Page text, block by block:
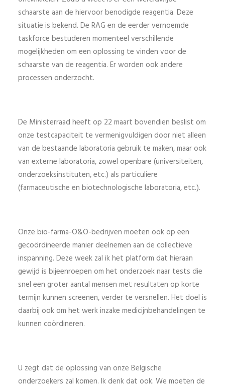
schaarste aan de hiervoor benodigde reagentia. Deze
situatie is bekend. De RAG en de eerder vernoemde
taskforce bestuderen momenteel verschillende
mogelijkheden om een oplossing te vinden voor de
schaarste van de reagentia. Er worden ook andere
processen onderzocht.
De Ministerraad heeft op 22 maart bovendien beslist om
onze testcapaciteit te vermenigvuldigen door niet alleen
van de bestaande laboratoria gebruik te maken, maar ook
van externe laboratoria, zowel openbare (universiteiten,
onderzoeksinstituten, etc.) als particuliere
(farmaceutische en biotechnologische laboratoria, etc.).
Onze bio-farma-O&O-bedrijven moeten ook op een
gecoördineerde manier deelnemen aan de collectieve
inspanning. Deze week zal ik het platform dat hieraan
gewijd is bijeenroepen om het onderzoek naar tests die
snel een groter aantal mensen met resultaten op korte
termijn kunnen screenen, verder te versnellen. Het doel is
daarbij ook om het werk inzake medicijnbehandelingen te
kunnen coördineren.
U zegt dat de oplossing van onze Belgische
onderzoekers zal komen. Ik denk dat ook. We moeten de